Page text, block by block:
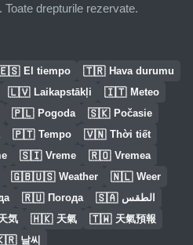
drepturile rezervate.
El tiempo 🇹🇷 Hava durumu
🇱🇻 Laikapstākļi 🇮🇹 Meteo
🇵🇱 Pogoda 🇸🇰 Počasie
🇵🇹 Tempo 🇻🇳 Thời tiết
🇸🇮 Vreme 🇷🇴 Vremea
🇬🇧🇺🇸 Weather 🇳🇱 Weer
🇷🇺 Погода 🇸🇦 الطقس
気 🇭🇰 天氣 🇹🇼 天氣預報
날씨